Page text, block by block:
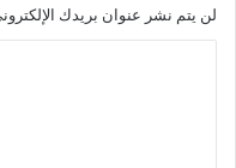
لن يتم نشر عنوان بريدك